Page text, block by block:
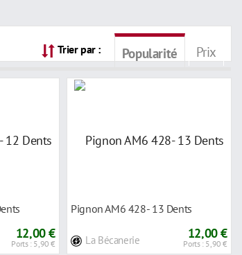
Trier par : Popularité Prix
12,00 €
Ports : 5,90 €
Pignon AM6 428- 13 Dents
La Bécanerie 12,00 €
Ports : 5,90 €